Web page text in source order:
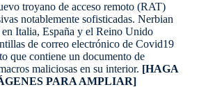
troyano de acceso remoto (RAT)
notablemente sofisticadas. Nerbian
Italia, España y el Reino Unido
de correo electrónico de Covid19
que contiene un documento de
maliciosas en su interior. [HAGA
PARA AMPLIAR]